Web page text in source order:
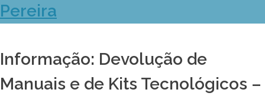
Pereira
Informação: Devolução de
Manuais e de Kits Tecnológicos –